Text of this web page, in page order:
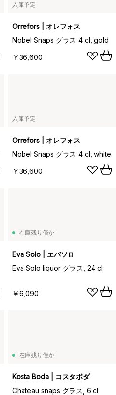
入庫予定
Orrefors | オレフォス
Nobel Snaps グラス 4 cl, gold
￥36,600
入庫予定
Orrefors | オレフォス
Nobel Snaps グラス 4 cl, white
￥36,600
在庫残り僅か
Eva Solo | エバソロ
Eva Solo liquor グラス, 24 cl
￥6,090
在庫残り僅か
Kosta Boda | コスタボダ
Chateau snaps グラス, 6 cl